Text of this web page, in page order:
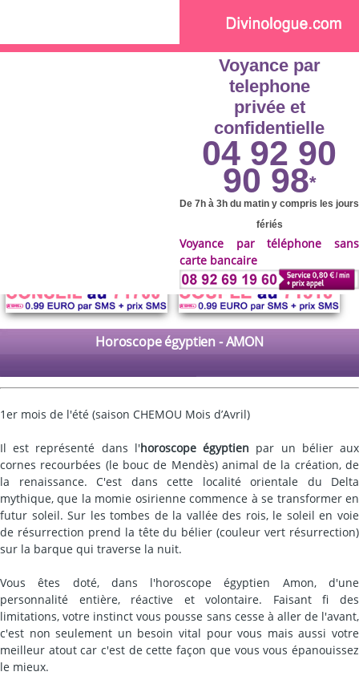
Voyance par
telephone
privée et
confidentielle
04 92 90
90 98*
De 7h à 3h du matin y compris les jours
fériés
Voyance par téléphone sans
carte bancaire
Horoscope égyptien - AMON
1er mois de l'été (saison CHEMOU Mois d’Avril)
Il est représenté dans l'horoscope égyptien par un bélier aux
cornes recourbées (le bouc de Mendès) animal de la création, de
la renaissance. C'est dans cette localité orientale du Delta
mythique, que la momie osirienne commence à se transformer en
futur soleil. Sur les tombes de la vallée des rois, le soleil en voie
de résurrection prend la tête du bélier (couleur vert résurrection)
sur la barque qui traverse la nuit.
Vous êtes doté, dans l'horoscope égyptien Amon, d'une
personnalité entière, réactive et volontaire. Faisant fi des
limitations, votre instinct vous pousse sans cesse à aller de l'avant,
c'est non seulement un besoin vital pour vous mais aussi votre
meilleur atout car c'est de cette façon que vous vous épanouissez
le mieux.